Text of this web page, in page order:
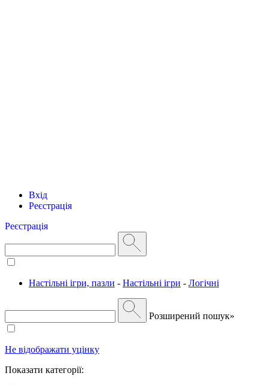
Вхід
Реєстрація
Реєстрація
Настільні ігри, пазли - Настільні ігри - Логічні
Розширений пошук»
Не відображати уцінку
Показати категорії: